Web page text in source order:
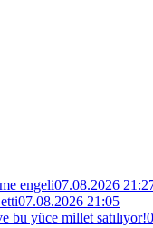
engeli07.08.2026
07.08.2026 21:05
bu yüce millet satılıyor!